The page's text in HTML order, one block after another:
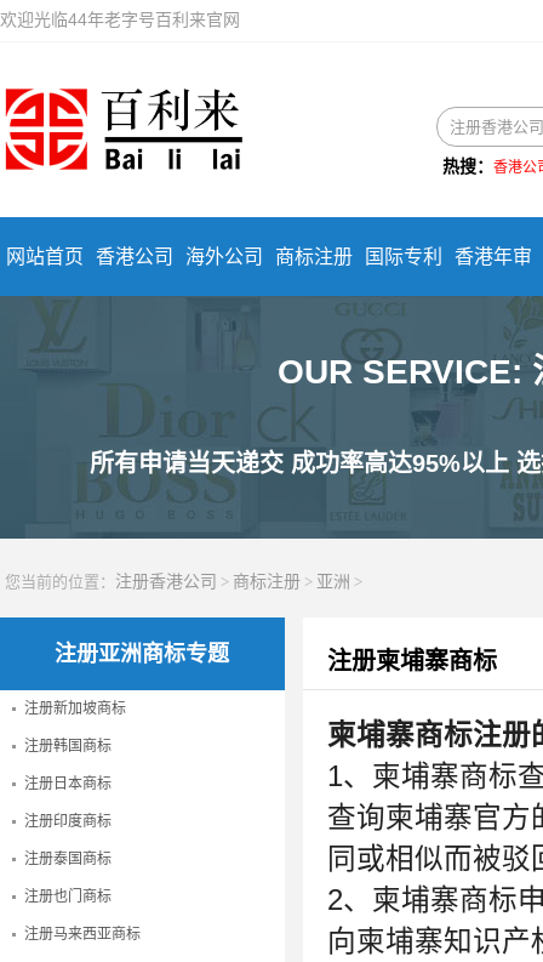
欢迎光临44年老字号百利来官网
热搜： 香港公
网站首页 香港公司 海外公司 商标注册 国际专利 香港年审
OUR SERVICE:
所有申请当天递交 成功率高达95%以上
您当前的位置： 注册香港公司 > 商标注册 > 亚洲 >
注册亚洲商标专题
注册新加坡商标
注册韩国商标
注册日本商标
注册印度商标
注册泰国商标
注册也门商标
注册马来西亚商标
注册柬埔寨商标
柬埔寨商标注册
1、柬埔寨商标
查询柬埔寨官方
同或相似而被驳
2、柬埔寨商标
向柬埔寨知识产